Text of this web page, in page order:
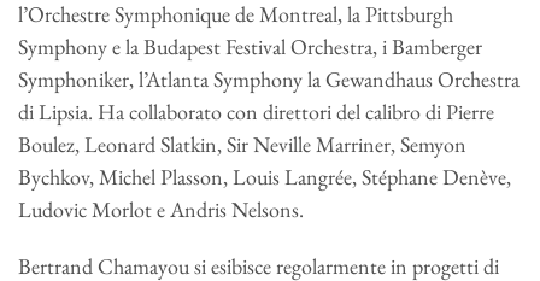
l’Orchestre Symphonique de Montreal, la Pittsburgh
Symphony e la Budapest Festival Orchestra, i Bamberger
Symphoniker, l’Atlanta Symphony la Gewandhaus Orchestra
di Lipsia. Ha collaborato con direttori del calibro di Pierre
Boulez, Leonard Slatkin, Sir Neville Marriner, Semyon
Bychkov, Michel Plasson, Louis Langrée, Stéphane Denève,
Ludovic Morlot e Andris Nelsons.
Bertrand Chamayou si esibisce regolarmente in progetti di